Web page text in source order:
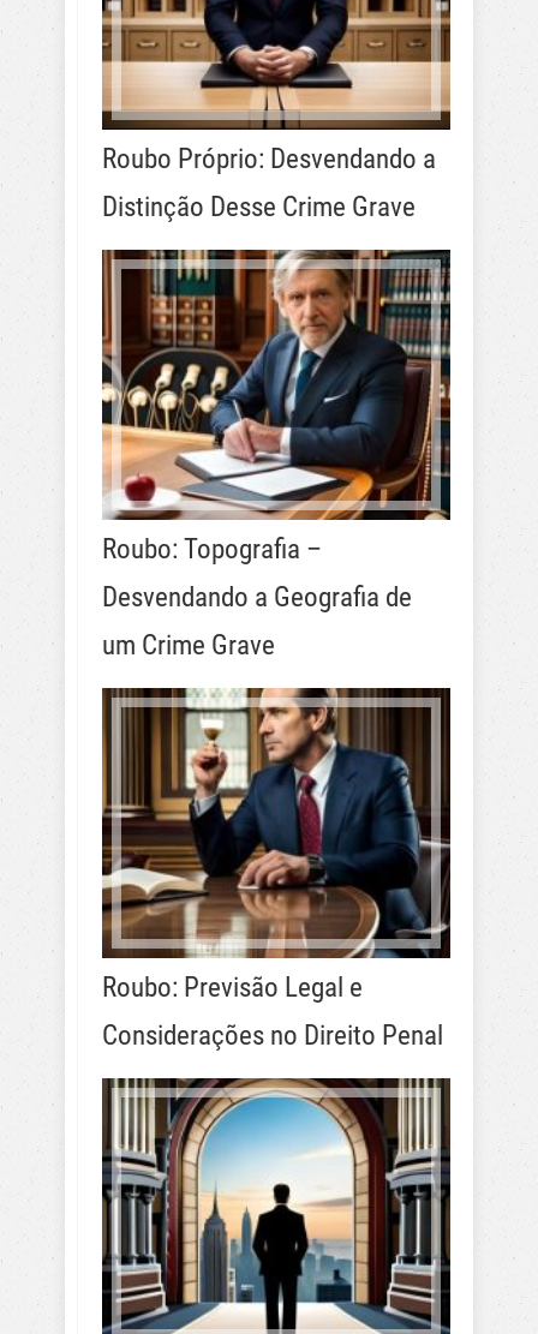
Roubo Próprio: Desvendando a
Distinção Desse Crime Grave
Roubo: Topografia –
Desvendando a Geografia de
um Crime Grave
Roubo: Previsão Legal e
Considerações no Direito Penal